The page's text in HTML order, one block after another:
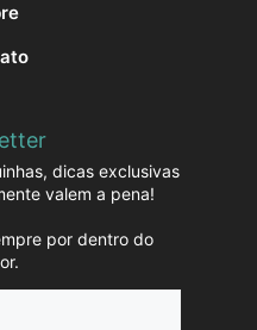
dicas exclusivas
valem a pena!
por dentro do